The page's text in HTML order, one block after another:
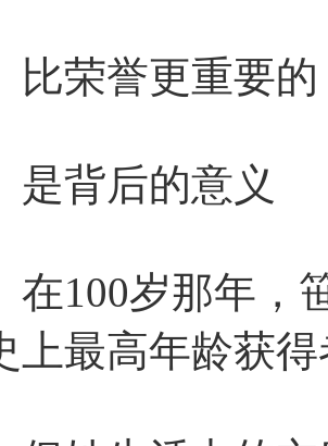
荣誉更重要的
背后的意义
岁那年，笹
上最高年龄获